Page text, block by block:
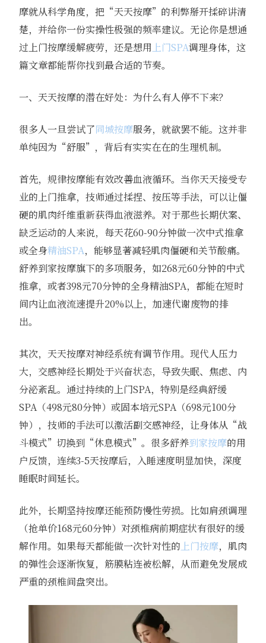
摩就从科学角度，把“天天按摩”的利弊掰开揉碎讲清
楚，并给你一份实操性极强的频率建议。无论你是想通
过上门按摩缓解疲劳，还是想用 上门SPA调理身体，这
篇文章都能帮你找到最合适的节奏。
一、天天按摩的潜在好处：为什么有人停不下来？
很多人一旦尝试了同城按摩服务，就欲罢不能。这并非
单纯因为“舒服”，背后有实实在在的生理机制。
首先，规律按摩能有效改善血液循环。当你天天接受专
业的上门推拿，技师通过揉捏、按压等手法，可以让僵
硬的肌肉纤维重新获得血液滋养。对于那些长期伏案、
缺乏运动的人来说，每天花60-90分钟做一次中式推拿
或全身精油SPA，能够显著减轻肌肉僵硬和关节酸痛。
舒养到家按摩旗下的多项服务，如268元60分钟的中式
推拿，或者398元70分钟的全身精油SPA，都能在短时
间内让血液流速提升20%以上，加速代谢废物的排
出。
其次，天天按摩对神经系统有调节作用。现代人压力
大，交感神经长期处于兴奋状态，导致失眠、焦虑、内
分泌紊乱。通过持续的上门SPA，特别是经典舒缓
SPA（498元80分钟）或固本培元SPA（698元100分
钟），技师的手法可以激活副交感神经，让身体从“战
斗模式”切换到“休息模式”。很多舒养到家按摩的用
户反馈，连续3-5天按摩后，入睡速度明显加快，深度
睡眠时间延长。
此外，长期坚持按摩还能预防慢性劳损。比如肩颈调理
（抢单价168元60分钟）对颈椎病前期症状有很好的缓
解作用。如果每天都能做一次针对性的 上门按摩，肌肉
的弹性会逐渐恢复，筋膜粘连被松解，从而避免发展成
严重的颈椎间盘突出。